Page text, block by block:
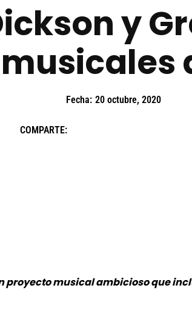
y
Fecha: 20 octubre, 2020
COMPARTE:
proyecto musical ambicioso que